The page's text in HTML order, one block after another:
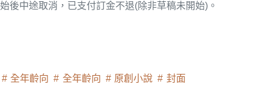
後中途取消，已支付訂金不退(除非草稿未開始)。
全年齡向 全年齡向 原創小說
封面